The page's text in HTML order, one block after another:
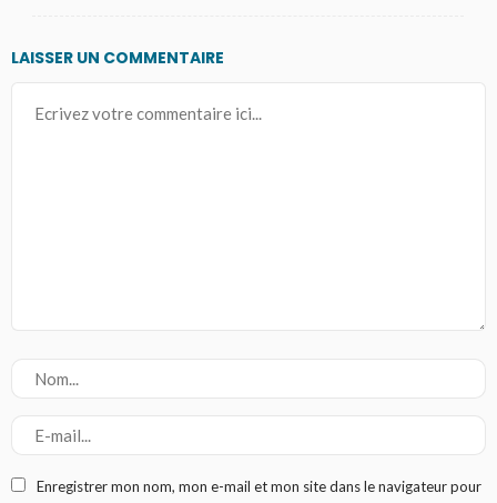
LAISSER UN COMMENTAIRE
Enregistrer mon nom, mon e-mail et mon site dans le navigateur pour